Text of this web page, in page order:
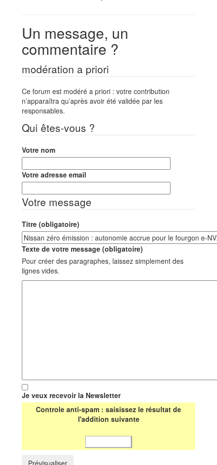
Un message, un
commentaire ?
modération a priori
Ce forum est modéré a priori : votre contribution
n’apparaîtra qu’après avoir été validée par les
responsables.
Qui êtes-vous ?
Votre nom
Votre adresse email
Votre message
Titre (obligatoire)
Texte de votre message (obligatoire)
Pour créer des paragraphes, laissez simplement des
lignes vides.
Je veux recevoir la Newsletter
Controle anti-spam : saisissez le résultat de
l'addition suivante